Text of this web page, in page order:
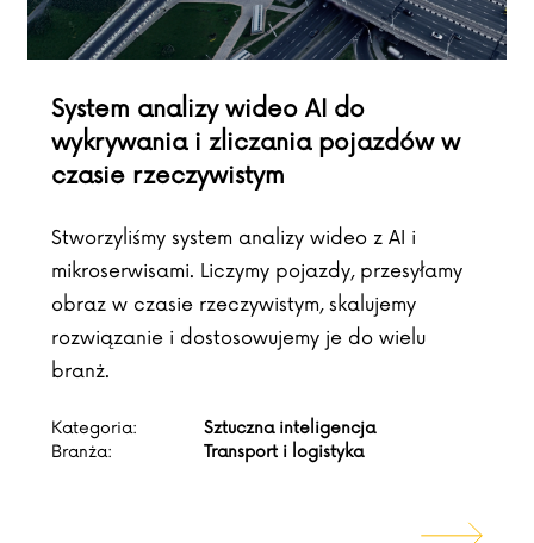
System analizy wideo AI do
wykrywania i zliczania pojazdów w
czasie rzeczywistym
Stworzyliśmy system analizy wideo z AI i
mikroserwisami. Liczymy pojazdy, przesyłamy
obraz w czasie rzeczywistym, skalujemy
rozwiązanie i dostosowujemy je do wielu
branż.
Kategoria:
Sztuczna inteligencja
Branża:
Transport i logistyka